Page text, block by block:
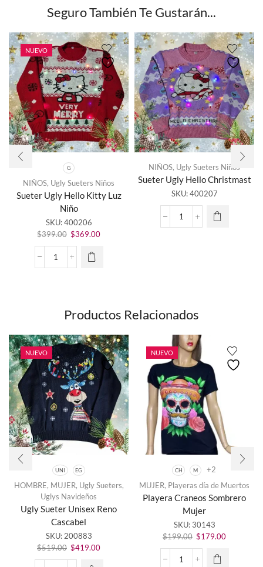
Seguro También Te Gustarán...
NUEVO
G
NIÑOS, Ugly Sueters Niños
Sueter Ugly Hello Kitty Luz
Niño
SKU:400206
$399.00 El
precio
original
era:
$369.00El
Sueter
Niño
Este
producto
múltiples
variantes.
Las
opciones
se
NIÑOS, Ugly Sueters Niños
Sueter Ugly Hello Christmast
SKU:400207
Sueter
Productos Relacionados
NUEVO
UNI EG
HOMBRE, MUJER, Ugly Sueters,
Uglys Navideños
Ugly Sueter Unisex Reno
Cascabel
SKU: 200883
$519.00 El
precio
$419.00El
Este
producto
tiene
múltiples
variantes.
Las
NUEVO
CH M
+2
MUJER, Playeras día de Muertos
Playera Craneos Sombrero
Mujer
SKU: 30143
$199.00 El
precio
original
$179.00El
Playera
Este
producto
tiene
múltiples
variantes.
Las
opciones